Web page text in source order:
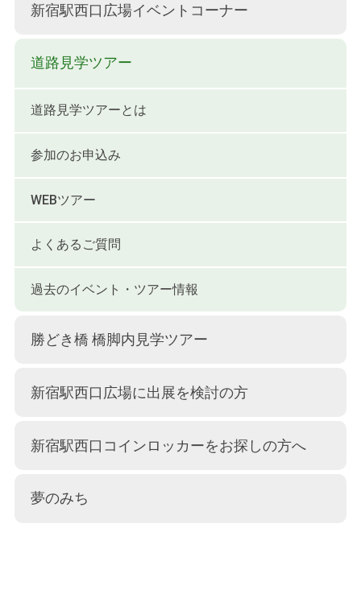
新宿駅西口広場イベントコーナー
道路見学ツアー
道路見学ツアーとは
参加のお申込み
WEBツアー
よくあるご質問
過去のイベント・ツアー情報
勝どき橋 橋脚内見学ツアー
新宿駅西口広場に出展を検討の方
新宿駅西口コインロッカーをお探しの方へ
夢のみち